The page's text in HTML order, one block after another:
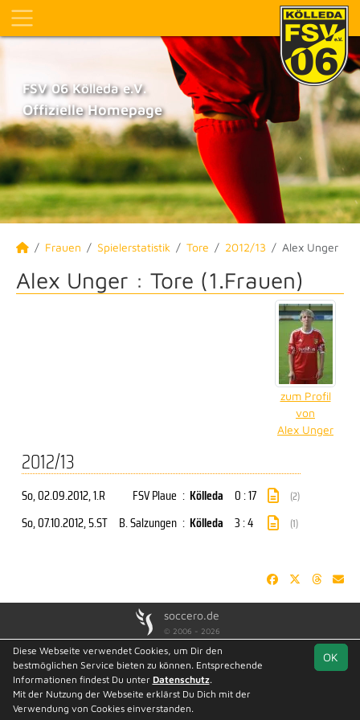
FSV 06 Kölleda e.V.
Offizielle Homepage
Frauen Spielerstatistik Tore 2012/13 Alex Unger
Alex Unger : Tore (1.Frauen)
zum Profil
von
Alex Unger
2012/13
So, 02.09.2012, 1.R FSV Plaue : Kölleda 0 : 17 (2)
So, 07.10.2012, 5.ST B. Salzungen : Kölleda 3 : 4 (1)
soccero.de
© 2006 - 2026
Besucherstatistik Geburtstage Kontakt
Datenschutz
OK
Diese Webseite verwendet Cookies, um Dir den
bestmöglichen Service bieten zu können. Entsprechende
Informationen findest Du unter Datenschutz.
Mit der Nutzung der Webseite erklärst Du Dich mit der
Verwendung von Cookies einverstanden.